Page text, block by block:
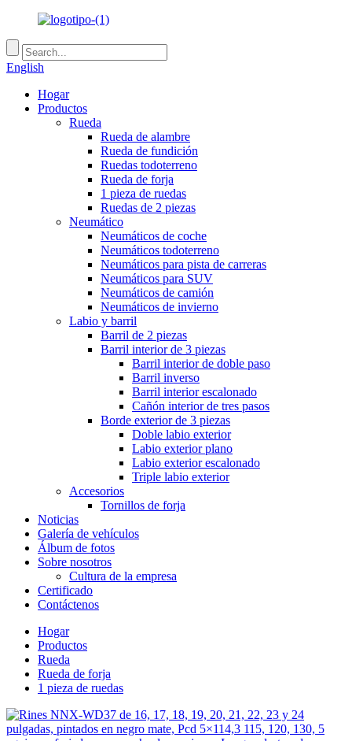
English
Hogar
Productos
Rueda
Rueda de alambre
Rueda de fundición
Ruedas todoterreno
Rueda de forja
1 pieza de ruedas
Ruedas de 2 piezas
Neumático
Neumáticos de coche
Neumáticos todoterreno
Neumáticos para pista de carreras
Neumáticos para SUV
Neumáticos de camión
Neumáticos de invierno
Labio y barril
Barril de 2 piezas
Barril interior de 3 piezas
Barril interior de doble paso
Barril inverso
Barril interior escalonado
Cañón interior de tres pasos
Borde exterior de 3 piezas
Doble labio exterior
Labio exterior plano
Labio exterior escalonado
Triple labio exterior
Accesorios
Tornillos de forja
Noticias
Galería de vehículos
Álbum de fotos
Sobre nosotros
Cultura de la empresa
Certificado
Contáctenos
Hogar
Productos
Rueda
Rueda de forja
1 pieza de ruedas